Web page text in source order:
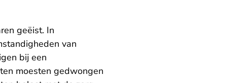
geëist. In
van
bij een
moesten gedwongen